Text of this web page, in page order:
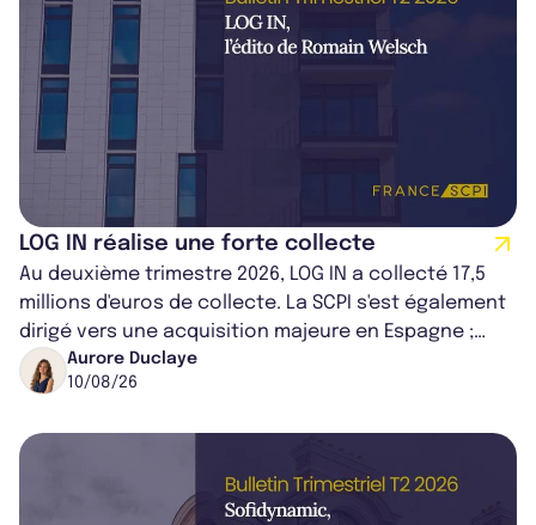
LOG IN réalise une forte collecte
Au deuxième trimestre 2026, LOG IN a collecté 17,5
millions d'euros de collecte. La SCPI s'est également
dirigé vers une acquisition majeure en Espagne ;
portant son patrimoine à 2...
Aurore Duclaye
10/08/26